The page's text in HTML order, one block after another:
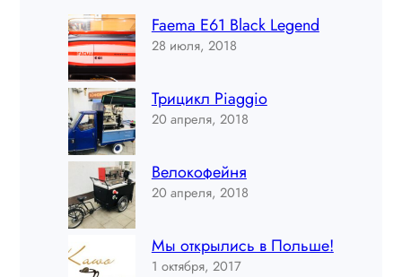
Faema E61 Black Legend
28 июля, 2018
Трицикл Piaggio
20 апреля, 2018
Велокофейня
20 апреля, 2018
Мы открылись в Польше!
1 октября, 2017